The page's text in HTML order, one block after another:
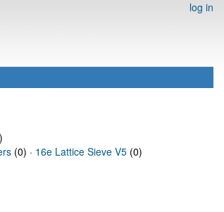
log in
(0) · 16e Lattice Sieve V5 (0)